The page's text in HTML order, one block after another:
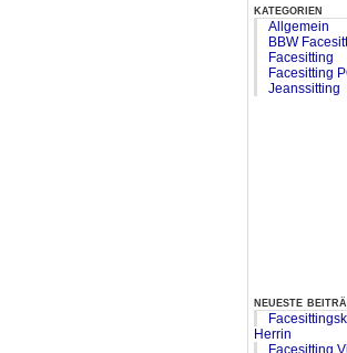
kategorien
Allgemein
BBW
Facesitting
Facesitting
Jeanssitting
neueste
Herrin
Facesitting